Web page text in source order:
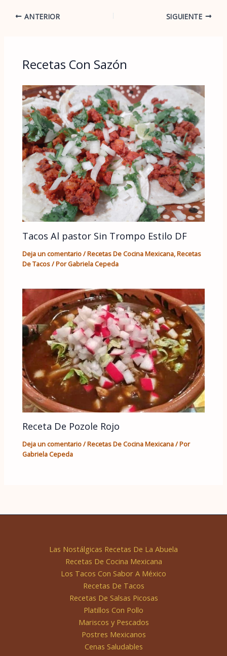
ANTERIOR SIGUIENTE
Recetas Con Sazón
Tacos Al pastor Sin Trompo Estilo DF
Deja un comentario/Recetas De Cocina Mexicana,Recetas
De Tacos/ PorGabriela Cepeda
Receta De Pozole Rojo
Deja un comentario/Recetas De Cocina Mexicana/ Por
Gabriela Cepeda
Las Nostálgicas Recetas De La Abuela
Recetas De Cocina Mexicana
Los Tacos Con Sabor A México
Recetas De Tacos
Recetas De Salsas Picosas
Platillos Con Pollo
Mariscos y Pescados
Postres Mexicanos
Cenas Saludables